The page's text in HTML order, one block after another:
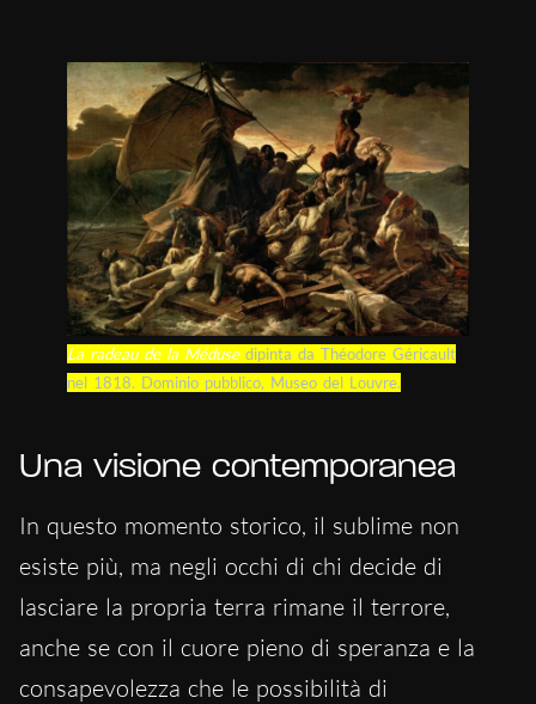
La radeau de la Médusedipinta da Théodore Géricault
nel 1818. Dominio pubblico, Museo del Louvre.
Una visione contemporanea
In questo momento storico, il sublime non
esiste più, ma negli occhi di chi decide di
lasciare la propria terra rimane il terrore,
anche se con il cuore pieno di speranza e la
consapevolezza che le possibilità di